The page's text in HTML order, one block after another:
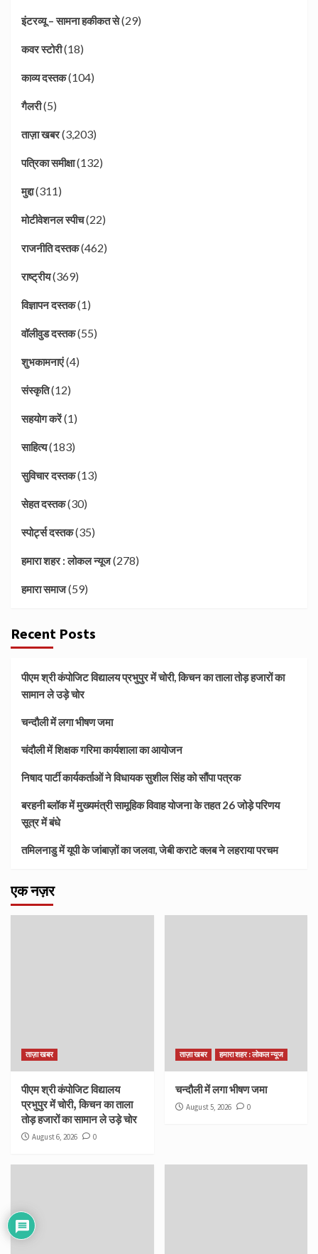
इंटरव्यू – सामना हकीकत से(29)
कवर स्टोरी(18)
काव्य दस्तक(104)
गैलरी(5)
ताज़ा खबर(3,203)
पत्रिका समीक्षा(132)
मुद्दा(311)
मोटीवेशनल स्पीच(22)
राजनीति दस्तक(462)
राष्ट्रीय(369)
विज्ञापन दस्तक(1)
वॉलीवुड दस्तक(55)
शुभकामनाएं(4)
संस्कृति(12)
सहयोग करें(1)
साहित्य(183)
सुविचार दस्तक(13)
सेहत दस्तक(30)
स्पोर्ट्स दस्तक(35)
हमारा शहर : लोकल न्यूज(278)
हमारा समाज(59)
Recent Posts
पीएम श्री कंपोजिट विद्यालय प्रभुपुर में चोरी, किचन का ताला तोड़ हजारों का
सामान ले उड़े चोर
चन्दौली में लगा भीषण जमा
चंदौली में शिक्षक गरिमा कार्यशाला का आयोजन
निषाद पार्टी कार्यकर्ताओं ने विधायक सुशील सिंह को सौंपा पत्रक
बरहनी ब्लॉक में मुख्यमंत्री सामूहिक विवाह योजना के तहत 26 जोड़े परिणय
सूत्र में बंधे
तमिलनाडु में यूपी के जांबाज़ों का जलवा, जेबी कराटे क्लब ने लहराया परचम
एक नज़र
ताज़ा खबर
पीएम श्री कंपोजिट विद्यालय
प्रभुपुर में चोरी, किचन का ताला
तोड़ हजारों का सामान ले उड़े चोर
August 6, 2026 0
ताज़ा खबर हमारा शहर : लोकल न्यूज
चन्दौली में लगा भीषण जमा
August 5, 2026 0